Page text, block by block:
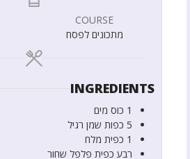
COURSE
מתכונים לפסח
INGREDIENTS
1 כוס מים
5 כפות שמן רגיל
1 כפית מלח
רבע כפית פלפל שחור